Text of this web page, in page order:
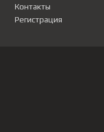
Контакты
Регистрация